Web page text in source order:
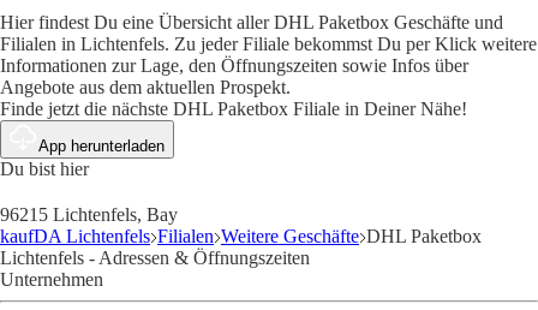
Hier findest Du eine Übersicht aller DHL Paketbox Geschäfte und
Filialen in Lichtenfels. Zu jeder Filiale bekommst Du per Klick weitere
Informationen zur Lage, den Öffnungszeiten sowie Infos über
Angebote aus dem aktuellen Prospekt.
Finde jetzt die nächste DHL Paketbox Filiale in Deiner Nähe!
App herunterladen
Du bist hier
96215 Lichtenfels, Bay
kaufDA Lichtenfels Filialen Weitere Geschäfte DHL Paketbox
Lichtenfels - Adressen & Öffnungszeiten
Unternehmen